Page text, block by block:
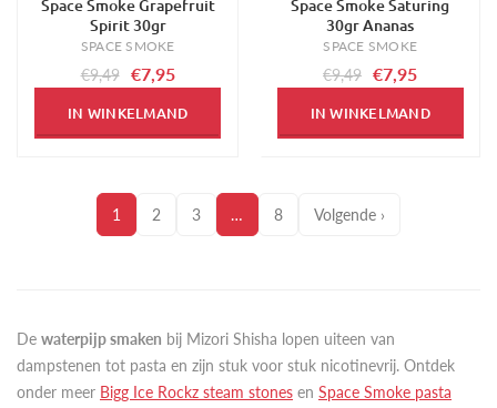
-16%
Space Smoke Grapefruit
Spirit 30gr
SPACE SMOKE
€9,49 €7,95
IN WINKELMAND
-16%
Space Smoke Saturing
30gr Ananas
SPACE SMOKE
€9,49 €7,95
IN WINKELMAND
1 2 3 … 8 Volgende ›
De waterpijp smaken bij Mizori Shisha lopen uiteen van
dampstenen tot pasta en zijn stuk voor stuk nicotinevrij. Ontdek
onder meer Bigg Ice Rockz steam stones en Space Smoke pasta